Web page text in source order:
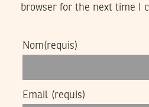
browser for the next time I
Nom(requis)
Email (requis)